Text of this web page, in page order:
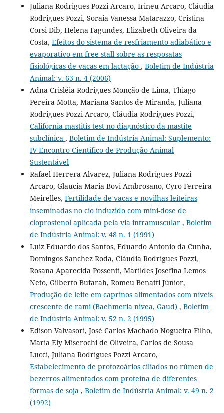
Juliana Rodrigues Pozzi Arcaro, Irineu Arcaro, Cláudia
Rodrigues Pozzi, Soraia Vanessa Matarazzo, Cristina
Corsi Dib, Helena Fagundes, Elizabeth Oliveira da
Costa, Efeitos do sistema de resfriamento adiabático e
evaporativo em free-stall sobre as resposatas
fisiológicas de vacas em lactação , Boletim de Indústria
Animal: v. 63 n. 4 (2006)
Adna Crisléia Rodrigues Monção de Lima, Thiago
Pereira Motta, Mariana Santos de Miranda, Juliana
Rodrigues Pozzi Arcaro, Cláudia Rodrigues Pozzi,
California mastitis test no diagnóstico da mastite
subclínica , Boletim de Indústria Animal: Suplemento:
IV Encontro Científico de Produção Animal
Sustentável
Rafael Herrera Alvarez, Juliana Rodrigues Pozzi
Arcaro, Glaucia Maria Bovi Ambrosano, Cyro Ferreira
Meirelles, Fertilidade de vacas e novilhas leiteiras
inseminadas no cio induzido com mini-dose de
cloprostenol aplicada pela via intramuscular , Boletim
de Indústria Animal: v. 48 n. 1 (1991)
Luiz Eduardo dos Santos, Eduardo Antonio da Cunha,
Domingos Sanchez Roda, Cláudia Rodrigues Pozzi,
Rosana Aparecida Possenti, Marildes Josefina Lemos
Neto, Gilberto Bufarah, Romeu Benatti Júnior,
Produção de leite em caprinos alimentados com níveis
crescente de rami (Baehmeria nivea, Gaud) , Boletim
de Indústria Animal: v. 52 n. 2 (1995)
Edison Valvasori, José Carlos Machado Nogueira Filho,
Maria Ely Miserochi de Oliveira, Carlos de Sousa
Lucci, Juliana Rodrigues Pozzi Arcaro,
Estabelecimento de protozoários ciliados no rúmen de
bezerros alimentados com proteína de diferentes
formas de soja , Boletim de Indústria Animal: v. 49 n. 2
(1992)